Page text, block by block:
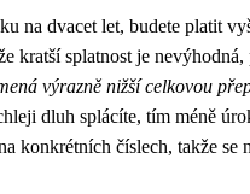
na dvacet let, budete platit
kratší splatnost je
výrazně nižší celkovou
dluh splácíte, tím méně
konkrétních číslech, takže se